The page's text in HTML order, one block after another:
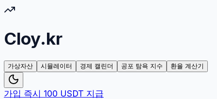
Cloy.kr
가상자산 시뮬레이터 경제 캘린더 공포 탐욕 지수 환율 계산기
가입 즉시 100 USDT 지급